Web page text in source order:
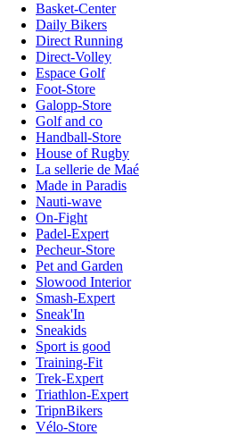
Basket-Center
Daily Bikers
Direct Running
Direct-Volley
Espace Golf
Foot-Store
Galopp-Store
Golf and co
Handball-Store
House of Rugby
La sellerie de Maé
Made in Paradis
Nauti-wave
On-Fight
Padel-Expert
Pecheur-Store
Pet and Garden
Slowood Interior
Smash-Expert
Sneak'In
Sneakids
Sport is good
Training-Fit
Trek-Expert
Triathlon-Expert
TripnBikers
Vélo-Store